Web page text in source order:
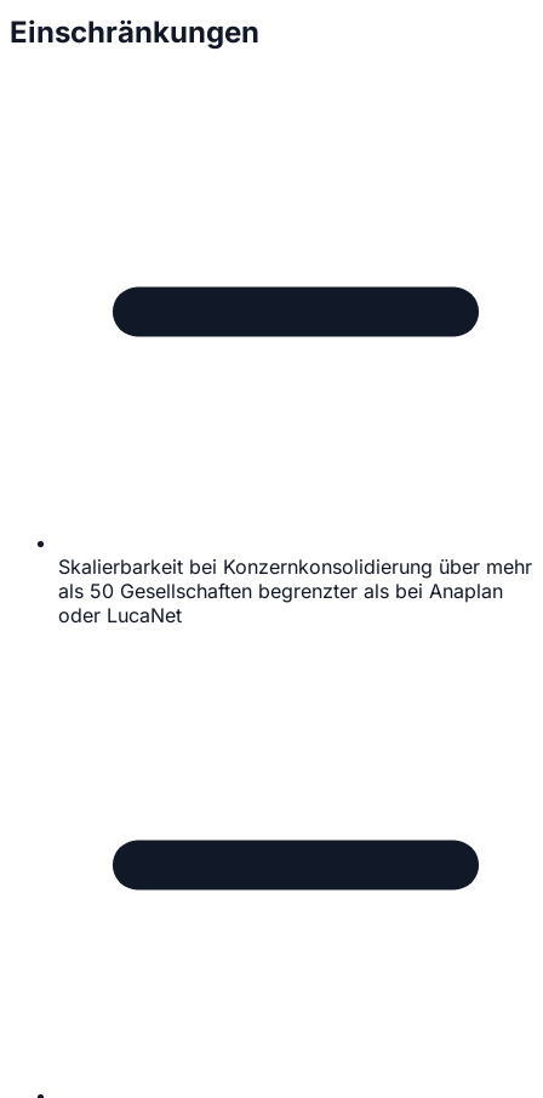
Einschränkungen
Skalierbarkeit bei Konzernkonsolidierung über mehr
als 50 Gesellschaften begrenzter als bei Anaplan
oder LucaNet